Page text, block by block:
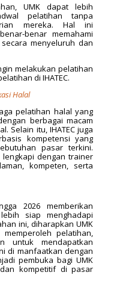
UMK dapat lebih
pelatihan tanpa
mereka. Hal ini
benar memahami
menyeluruh dan
melakukan pelatihan
di IHATEC.
Halal
pelatihan halal yang
berbagai macam
Selain itu, IHATEC juga
kompetensi yang
pasar terkini.
lengkapi dengan trainer
kompeten, serta
2026 memberikan
siap menghadapi
ini, diharapkan UMK
pelatihan,
untuk mendapatkan
di manfaatkan dengan
pembuka bagi UMK
kompetitif di pasar